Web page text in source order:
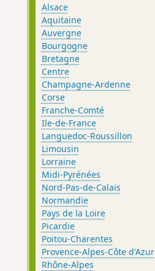
Alsace
Aquitaine
Auvergne
Bourgogne
Bretagne
Centre
Champagne-Ardenne
Corse
Franche-Comté
Ile-de-France
Languedoc-Roussillon
Limousin
Lorraine
Midi-Pyrénées
Nord-Pas-de-Calais
Normandie
Pays de la Loire
Picardie
Poitou-Charentes
Provence-Alpes-Côte d'Azur
Rhône-Alpes